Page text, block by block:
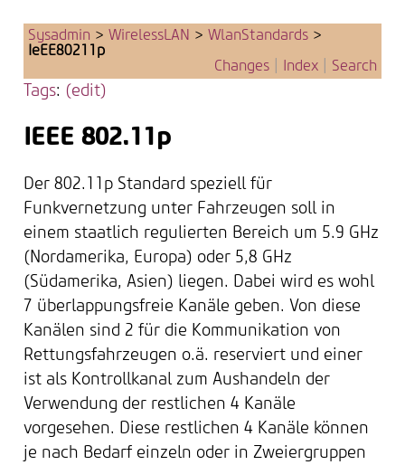
Sysadmin >WirelessLAN >WlanStandards >
IeEE80211p
Changes
Index Search
Tags: (edit)
IEEE 802.11p
Der 802.11p Standard speziell für
Funkvernetzung unter Fahrzeugen soll in
einem staatlich regulierten Bereich um 5.9 GHz
(Nordamerika, Europa) oder 5,8 GHz
(Südamerika, Asien) liegen. Dabei wird es wohl
7 überlappungsfreie Kanäle geben. Von diese
Kanälen sind 2 für die Kommunikation von
Rettungsfahrzeugen o.ä. reserviert und einer
ist als Kontrollkanal zum Aushandeln der
Verwendung der restlichen 4 Kanäle
vorgesehen. Diese restlichen 4 Kanäle können
je nach Bedarf einzeln oder in Zweiergruppen